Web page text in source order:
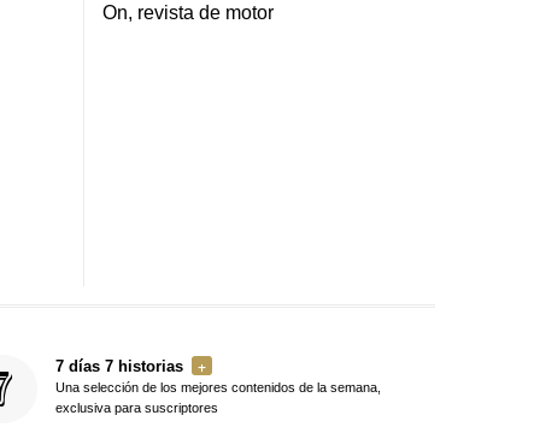
On, revista de motor
7 días 7 historias
Una selección de los mejores contenidos de la semana,
exclusiva para suscriptores